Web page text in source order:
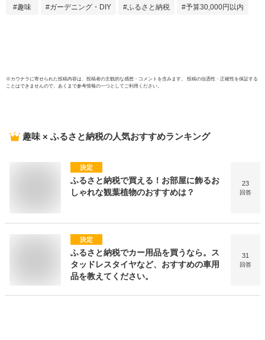
ランダ 庭作り 花好
趣味 ガーデニング・DIY ふるさと納税 予算30,000円以内
※ カウナラに寄せられた投稿内容は、投稿者の主観的な感想・コメントを含みます。 投稿の信憑性・正確性を保証する
ことはできませんので、あくまで参考情報の一つとしてご利用ください。
趣味 × ふるさと納税の人気おすすめランキング
決定
ふるさと納税で買える！お部屋に飾るお
しゃれな観葉植物のおすすめは？
23
回答
決定
ふるさと納税でカー用品を買うなら。ス
タッドレスタイヤなど、おすすめの車用
品を教えてください。
31
回答